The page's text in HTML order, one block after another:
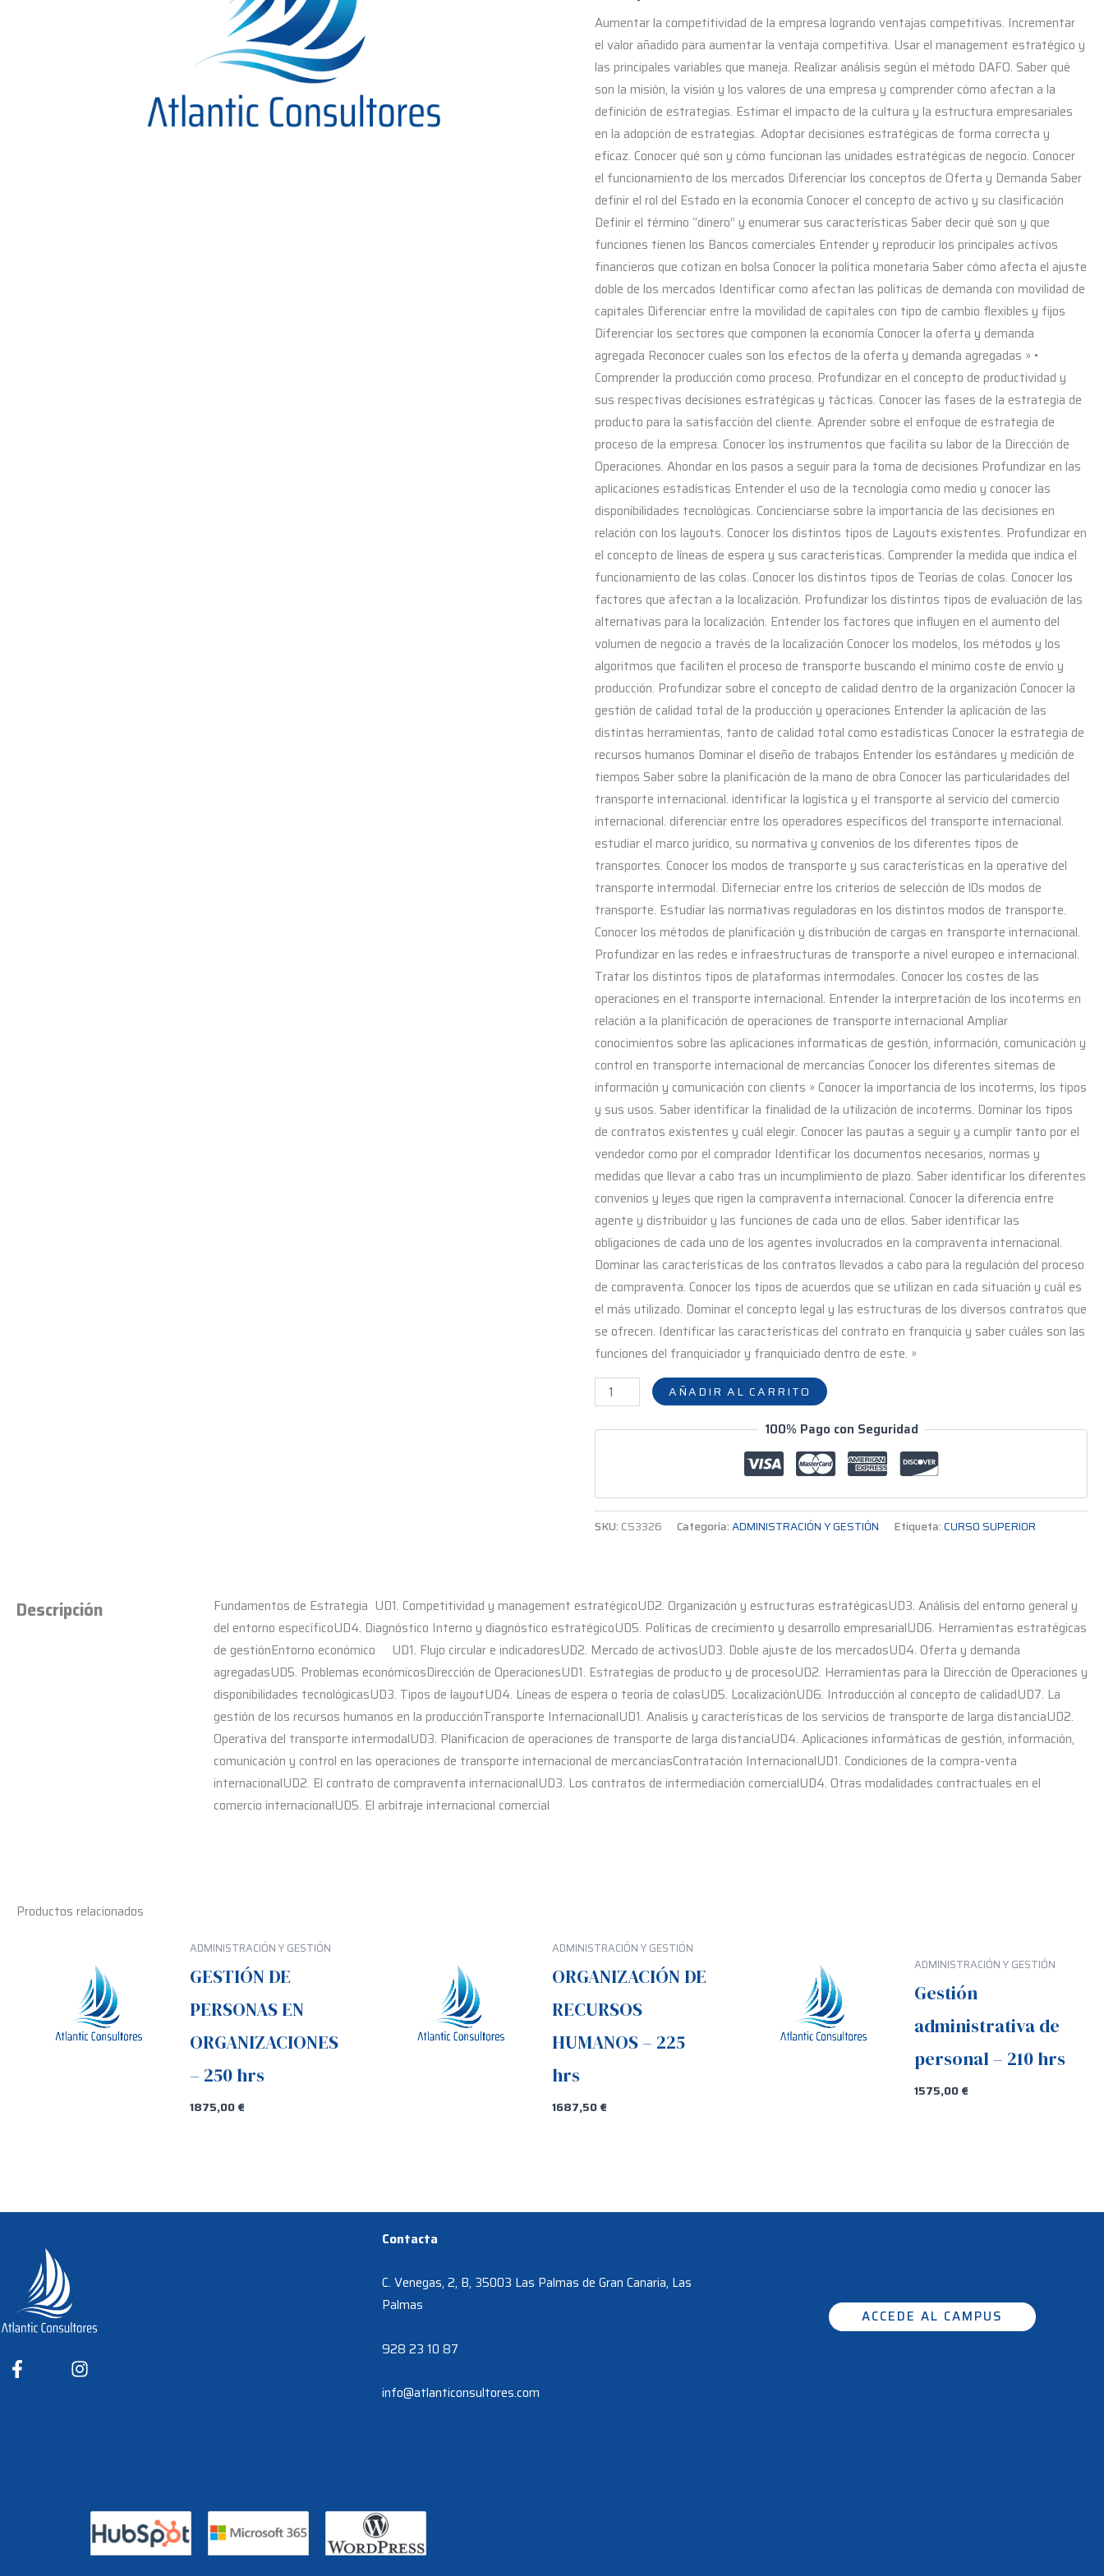
Aumentar la competitividad de la empresa logrando ventajas competitivas. Incrementar
el valor añadido para aumentar la ventaja competitiva. Usar el management estratégico y
las principales variables que maneja. Realizar análisis según el método DAFO. Saber qué
son la misión, la visión y los valores de una empresa y comprender cómo afectan a la
definición de estrategias. Estimar el impacto de la cultura y la estructura empresariales
en la adopción de estrategias. Adoptar decisiones estratégicas de forma correcta y
eficaz. Conocer qué son y cómo funcionan las unidades estratégicas de negocio. Conocer
el funcionamiento de los mercados Diferenciar los conceptos de Oferta y Demanda Saber
definir el rol del Estado en la economía Conocer el concepto de activo y su clasificación
Definir el término “dinero” y enumerar sus características Saber decir qué son y que
funciones tienen los Bancos comerciales Entender y reproducir los principales activos
financieros que cotizan en bolsa Conocer la política monetaria Saber cómo afecta el ajuste
doble de los mercados Identificar como afectan las políticas de demanda con movilidad de
capitales Diferenciar entre la movilidad de capitales con tipo de cambio flexibles y fijos
Diferenciar los sectores que componen la economía Conocer la oferta y demanda
agregada Reconocer cuales son los efectos de la oferta y demanda agregadas » •
Comprender la producción como proceso. Profundizar en el concepto de productividad y
sus respectivas decisiones estratégicas y tácticas. Conocer las fases de la estrategia de
producto para la satisfacción del cliente. Aprender sobre el enfoque de estrategia de
proceso de la empresa. Conocer los instrumentos que facilita su labor de la Dirección de
Operaciones. Ahondar en los pasos a seguir para la toma de decisiones Profundizar en las
aplicaciones estadísticas Entender el uso de la tecnología como medio y conocer las
disponibilidades tecnológicas. Concienciarse sobre la importancia de las decisiones en
relación con los layouts. Conocer los distintos tipos de Layouts existentes. Profundizar en
el concepto de líneas de espera y sus características. Comprender la medida que indica el
funcionamiento de las colas. Conocer los distintos tipos de Teorías de colas. Conocer los
factores que afectan a la localización. Profundizar los distintos tipos de evaluación de las
alternativas para la localización. Entender los factores que influyen en el aumento del
volumen de negocio a través de la localización Conocer los modelos, los métodos y los
algoritmos que faciliten el proceso de transporte buscando el mínimo coste de envío y
producción. Profundizar sobre el concepto de calidad dentro de la organización Conocer la
gestión de calidad total de la producción y operaciones Entender la aplicación de las
distintas herramientas, tanto de calidad total como estadísticas Conocer la estrategia de
recursos humanos Dominar el diseño de trabajos Entender los estándares y medición de
tiempos Saber sobre la planificación de la mano de obra Conocer las particularidades del
transporte internacional. identificar la logística y el transporte al servicio del comercio
internacional. diferenciar entre los operadores específicos del transporte internacional.
estudiar el marco jurídico, su normativa y convenios de los diferentes tipos de
transportes. Conocer los modos de transporte y sus características en la operative del
transporte intermodal. Diferneciar entre los criterios de selección de l0s modos de
transporte. Estudiar las normativas reguladoras en los distintos modos de transporte.
Conocer los métodos de planificación y distribución de cargas en transporte internacional.
Profundizar en las redes e infraestructuras de transporte a nivel europeo e internacional.
Tratar los distintos tipos de plataformas intermodales. Conocer los costes de las
operaciones en el transporte internacional. Entender la interpretación de los incoterms en
relación a la planificación de operaciones de transporte internacional Ampliar
conocimientos sobre las aplicaciones informaticas de gestión, información, comunicación y
control en transporte internacional de mercancías Conocer los diferentes sitemas de
información y comunicación con clients » Conocer la importancia de los incoterms, los tipos
y sus usos. Saber identificar la finalidad de la utilización de incoterms. Dominar los tipos
de contratos existentes y cuál elegir. Conocer las pautas a seguir y a cumplir tanto por el
vendedor como por el comprador Identificar los documentos necesarios, normas y
medidas que llevar a cabo tras un incumplimiento de plazo. Saber identificar los diferentes
convenios y leyes que rigen la compraventa internacional. Conocer la diferencia entre
agente y distribuidor y las funciones de cada uno de ellos. Saber identificar las
obligaciones de cada uno de los agentes involucrados en la compraventa internacional.
Dominar las características de los contratos llevados a cabo para la regulación del proceso
de compraventa. Conocer los tipos de acuerdos que se utilizan en cada situación y cuál es
el más utilizado. Dominar el concepto legal y las estructuras de los diversos contratos que
se ofrecen. Identificar las características del contrato en franquicia y saber cuáles son las
funciones del franquiciador y franquiciado dentro de este. »
AÑADIR AL CARRITO
100% Pago con Seguridad
SKU: CS3326 Categoría:ADMINISTRACIÓN Y GESTIÓN Etiqueta:CURSO SUPERIOR
Descripción
Fundamentos de Estrategia UD1. Competitividad y management estratégicoUD2. Organización y estructuras estratégicasUD3. Análisis del entorno general y
del entorno específicoUD4. Diagnóstico Interno y diagnóstico estratégicoUD5. Políticas de crecimiento y desarrollo empresarialUD6. Herramientas estratégicas
de gestiónEntorno económico UD1. Flujo circular e indicadoresUD2. Mercado de activosUD3. Doble ajuste de los mercadosUD4. Oferta y demanda
agregadasUD5. Problemas económicosDirección de OperacionesUD1. Estrategias de producto y de procesoUD2. Herramientas para la Dirección de Operaciones y
disponibilidades tecnológicasUD3. Tipos de layoutUD4. Líneas de espera o teoría de colasUD5. LocalizaciónUD6. Introducción al concepto de calidadUD7. La
gestión de los recursos humanos en la producciónTransporte InternacionalUD1. Analisis y características de los servicios de transporte de larga distanciaUD2.
Operativa del transporte intermodalUD3. Planificacion de operaciones de transporte de larga distanciaUD4. Aplicaciones informáticas de gestión, información,
comunicación y control en las operaciones de transporte internacional de mercancíasContratación InternacionalUD1. Condiciones de la compra-venta
internacionalUD2. El contrato de compraventa internacionalUD3. Los contratos de intermediación comercialUD4. Otras modalidades contractuales en el
comercio internacionalUD5. El arbitraje internacional comercial
Productos relacionados
ADMINISTRACIÓN Y GESTIÓN
GESTIÓN DE
PERSONAS EN
ORGANIZACIONES
– 250 hrs
1875,00€
ADMINISTRACIÓN Y GESTIÓN
ORGANIZACIÓN DE
RECURSOS
HUMANOS – 225
hrs
1687,50€
ADMINISTRACIÓN Y GESTIÓN
Gestión
administrativa de
personal – 210 hrs
1575,00€
Contacta
C. Venegas, 2, B, 35003 Las Palmas de Gran Canaria, Las
Palmas
928 23 10 87
info@atlanticonsultores.com
ACCEDE AL CAMPUS